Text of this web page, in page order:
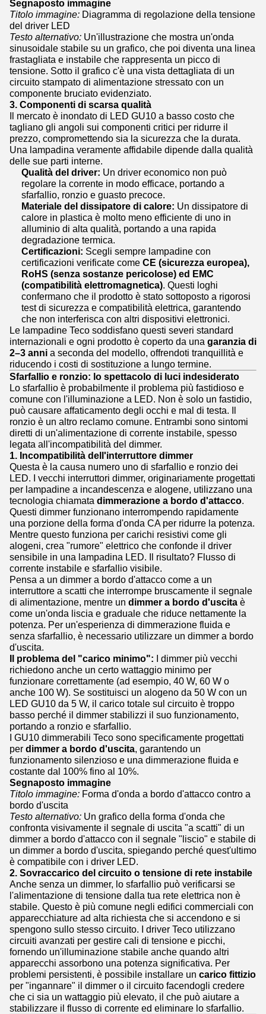
Segnaposto immagine
Titolo immagine: Diagramma di regolazione della tensione
del driver LED
Testo alternativo: Un'illustrazione che mostra un'onda
sinusoidale stabile su un grafico, che poi diventa una linea
frastagliata e instabile che rappresenta un picco di
tensione. Sotto il grafico c'è una vista dettagliata di un
circuito stampato di alimentazione stressato con un
componente bruciato evidenziato.
3. Componenti di scarsa qualità
Il mercato è inondato di LED GU10 a basso costo che
tagliano gli angoli sui componenti critici per ridurre il
prezzo, compromettendo sia la sicurezza che la durata.
Una lampadina veramente affidabile dipende dalla qualità
delle sue parti interne.
Qualità del driver: Un driver economico non può
regolare la corrente in modo efficace, portando a
sfarfallio, ronzio e guasto precoce.
Materiale del dissipatore di calore: Un dissipatore di
calore in plastica è molto meno efficiente di uno in
alluminio di alta qualità, portando a una rapida
degradazione termica.
Certificazioni: Scegli sempre lampadine con
certificazioni verificate come CE (sicurezza europea),
RoHS (senza sostanze pericolose) ed EMC
(compatibilità elettromagnetica). Questi loghi
confermano che il prodotto è stato sottoposto a rigorosi
test di sicurezza e compatibilità elettrica, garantendo
che non interferisca con altri dispositivi elettronici.
Le lampadine Teco soddisfano questi severi standard
internazionali e ogni prodotto è coperto da una garanzia di
2–3 anni a seconda del modello, offrendoti tranquillità e
riducendo i costi di sostituzione a lungo termine.
Sfarfallio e ronzio: lo spettacolo di luci indesiderato
Lo sfarfallio è probabilmente il problema più fastidioso e
comune con l'illuminazione a LED. Non è solo un fastidio,
può causare affaticamento degli occhi e mal di testa. Il
ronzio è un altro reclamo comune. Entrambi sono sintomi
diretti di un'alimentazione di corrente instabile, spesso
legata all'incompatibilità del dimmer.
1. Incompatibilità dell'interruttore dimmer
Questa è la causa numero uno di sfarfallio e ronzio dei
LED. I vecchi interruttori dimmer, originariamente progettati
per lampadine a incandescenza e alogene, utilizzano una
tecnologia chiamata dimmerazione a bordo d'attacco.
Questi dimmer funzionano interrompendo rapidamente
una porzione della forma d'onda CA per ridurre la potenza.
Mentre questo funziona per carichi resistivi come gli
alogeni, crea "rumore" elettrico che confonde il driver
sensibile in una lampadina LED. Il risultato? Flusso di
corrente instabile e sfarfallio visibile.
Pensa a un dimmer a bordo d'attacco come a un
interruttore a scatti che interrompe bruscamente il segnale
di alimentazione, mentre un dimmer a bordo d'uscita è
come un'onda liscia e graduale che riduce nettamente la
potenza. Per un'esperienza di dimmerazione fluida e
senza sfarfallio, è necessario utilizzare un dimmer a bordo
d'uscita.
Il problema del "carico minimo": I dimmer più vecchi
richiedono anche un certo wattaggio minimo per
funzionare correttamente (ad esempio, 40 W, 60 W o
anche 100 W). Se sostituisci un alogeno da 50 W con un
LED GU10 da 5 W, il carico totale sul circuito è troppo
basso perché il dimmer stabilizzi il suo funzionamento,
portando a ronzio e sfarfallio.
I GU10 dimmerabili Teco sono specificamente progettati
per dimmer a bordo d'uscita, garantendo un
funzionamento silenzioso e una dimmerazione fluida e
costante dal 100% fino al 10%.
Segnaposto immagine
Titolo immagine: Forma d'onda a bordo d'attacco contro a
bordo d'uscita
Testo alternativo: Un grafico della forma d'onda che
confronta visivamente il segnale di uscita "a scatti" di un
dimmer a bordo d'attacco con il segnale "liscio" e stabile di
un dimmer a bordo d'uscita, spiegando perché quest'ultimo
è compatibile con i driver LED.
2. Sovraccarico del circuito o tensione di rete instabile
Anche senza un dimmer, lo sfarfallio può verificarsi se
l'alimentazione di tensione dalla tua rete elettrica non è
stabile. Questo è più comune negli edifici commerciali con
apparecchiature ad alta richiesta che si accendono e si
spengono sullo stesso circuito. I driver Teco utilizzano
circuiti avanzati per gestire cali di tensione e picchi,
fornendo un'illuminazione stabile anche quando altri
apparecchi assorbono una potenza significativa. Per
problemi persistenti, è possibile installare un carico fittizio
per "ingannare" il dimmer o il circuito facendogli credere
che ci sia un wattaggio più elevato, il che può aiutare a
stabilizzare il flusso di corrente ed eliminare lo sfarfallio.